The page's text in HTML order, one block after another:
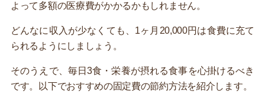
よって多額の医療費がかかるかもしれません。
どんなに収入が少なくても、1ヶ月20,000円は食費に充て
られるようにしましょう。
そのうえで、毎日3食・栄養が摂れる食事を心掛けるべき
です。以下でおすすめの固定費の節約方法を紹介します。